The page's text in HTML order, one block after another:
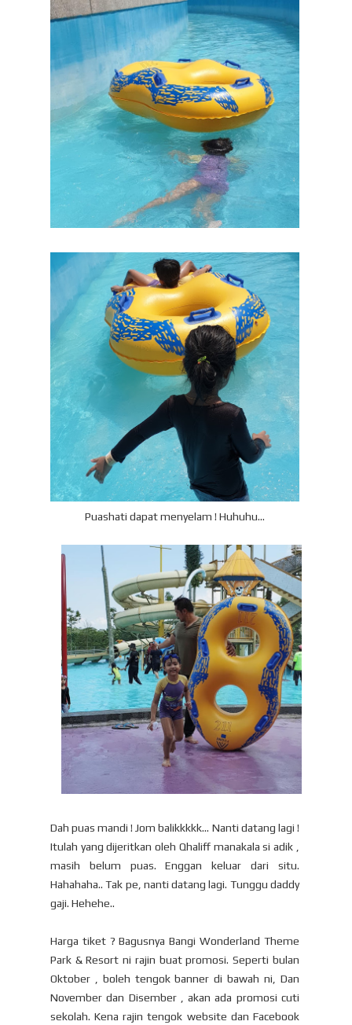
Puashati dapat menyelam ! Huhuhu...
Dah puas mandi ! Jom balikkkkk... Nanti datang lagi !
Itulah yang dijeritkan oleh Qhaliff manakala si adik ,
masih belum puas. Enggan keluar dari situ.
Hahahaha.. Tak pe, nanti datang lagi. Tunggu daddy
gaji. Hehehe..
Harga tiket ? Bagusnya Bangi Wonderland Theme
Park & Resort ni rajin buat promosi. Seperti bulan
Oktober , boleh tengok banner di bawah ni, Dan
November dan Disember , akan ada promosi cuti
sekolah. Kena rajin tengok website dan Facebook